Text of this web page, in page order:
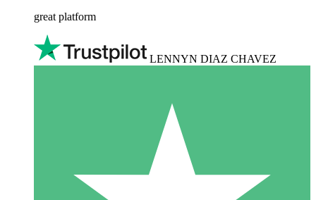
great platform
LENNYN DIAZ CHAVEZ